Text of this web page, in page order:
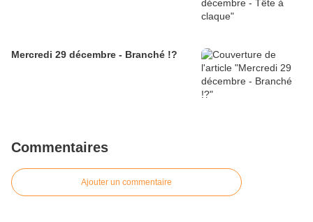
Mercredi 29 décembre - Branché !?
Commentaires
Ajouter un commentaire